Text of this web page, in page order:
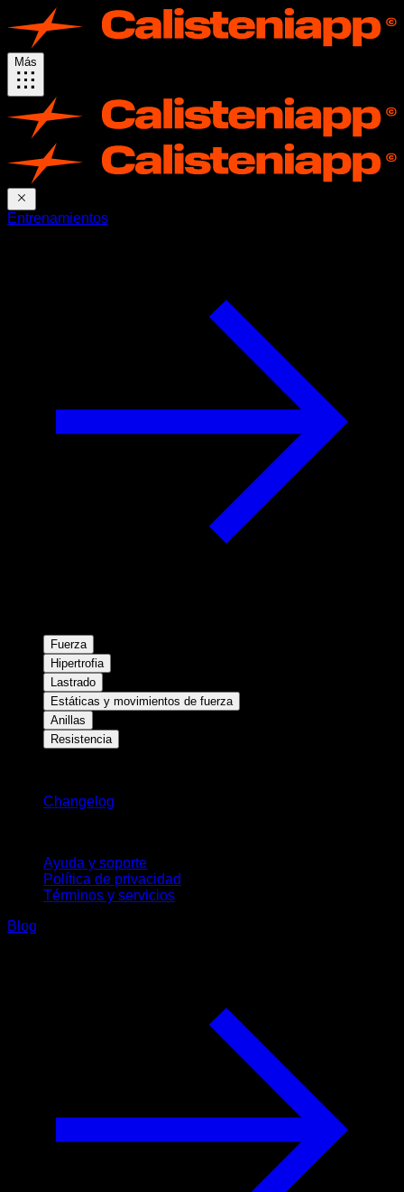
Más
Entrenamientos
Fuerza
Hipertrofia
Lastrado
Estáticas y movimientos de fuerza
Anillas
Resistencia
Changelog
Ayuda y soporte
Política de privacidad
Términos y servicios
Blog